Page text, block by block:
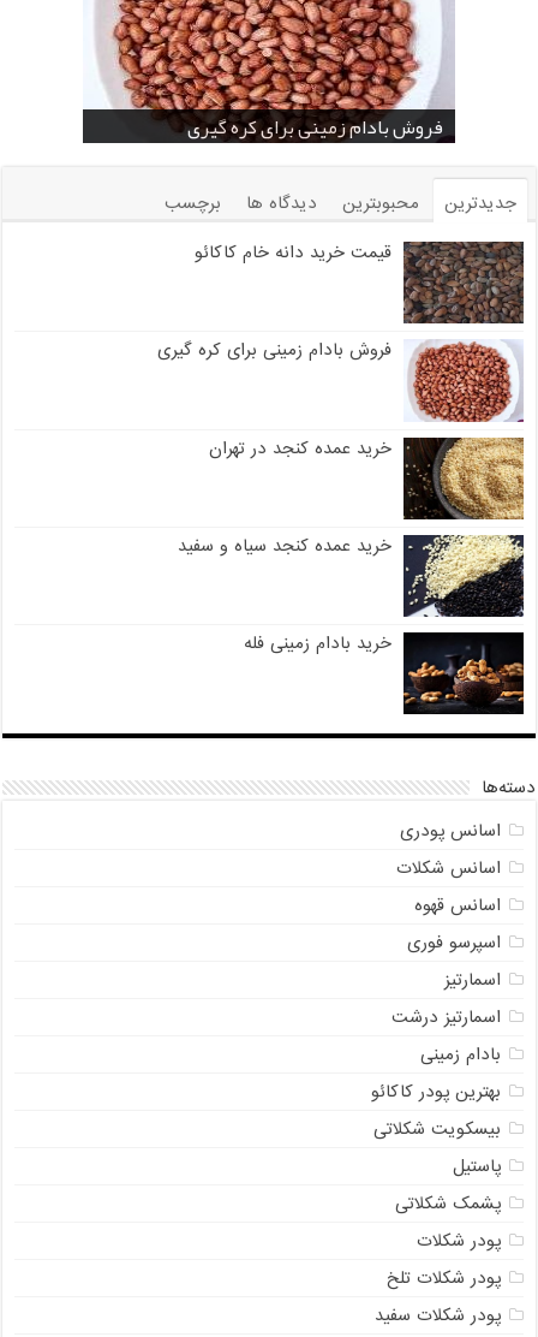
قیمت خرید دانه خام کاکائو
فروش بادام زمینی برای کره گیری
خرید عمده کنجد در تهران
خرید عمده کنجد سیاه و سفید
خرید بادام زمینی فله
خرید عمده کنجد سیاه
خرید عمده کنجد سفید
قیمت خرید کافی میت در کرمان
فروش انواع کنجد در یزد ( Sesame )
جدیدترین محبوبترین دیدگاه ها
برچسب
قیمت خرید دانه خام کاکائو
فروش بادام زمینی برای کره گیری
خرید عمده کنجد در تهران
خرید عمده کنجد سیاه و سفید
خرید بادام زمینی فله
دسته‌ها
اسانس پودری
اسانس شکلات
اسانس قهوه
اسپرسو فوری
اسمارتیز
اسمارتیز درشت
بادام زمینی
بهترین پودر کاکائو
بیسکویت شکلاتی
پاستیل
پشمک شکلاتی
پودر شکلات
پودر شکلات تلخ
پودر شکلات سفید